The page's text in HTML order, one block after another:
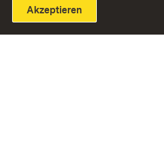
Akzeptieren